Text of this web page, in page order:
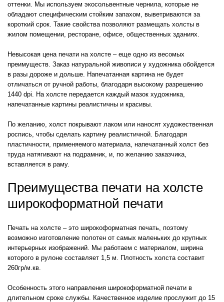
оттенки. Мы используем экосольвентные чернила, которые не
обладают специфическим стойким запахом, выветриваются за
короткий срок. Такие свойства позволяют размещать холсты в
жилом помещении, ресторане, офисе, общественных зданиях.
Невысокая цена печати на холсте – еще одно из весомых
преимуществ. Заказ натуральной живописи у художника обойдется
в разы дороже и дольше. Напечатанная картина не будет
отличаться от ручной работы, благодаря высокому разрешению
1440 dpi. На холсте передается каждый мазок художника,
напечатанные картины реалистичны и красивы.
По желанию, холст покрывают лаком или наносят художественная
роспись, чтобы сделать картину реалистичной. Благодаря
пластичности, применяемого материала, напечатанный холст без
труда натягивают на подрамник, и, по желанию заказчика,
вставляется в раму.
Преимущества печати на холсте
широкоформатной печати
Печать на холсте – это широкоформатная печать, поэтому
возможно изготовление полотен от самых маленьких до крупных
интерьерных изображений. Мы работаем с материалом, ширина
которого в рулоне составляет 1,5 м. Плотность холста составит
260гр/м.кв.
Особенность этого направления широкоформатной печати в
длительном сроке службы. Качественное изделие прослужит до 15